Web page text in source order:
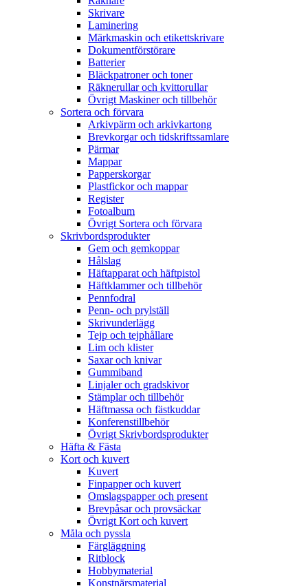
Skrivare
Laminering
Märkmaskin och etikettskrivare
Dokumentförstörare
Batterier
Bläckpatroner och toner
Räknerullar och kvittorullar
Övrigt Maskiner och tillbehör
Sortera och förvara
Arkivpärm och arkivkartong
Brevkorgar och tidskriftssamlare
Pärmar
Mappar
Papperskorgar
Plastfickor och mappar
Register
Fotoalbum
Övrigt Sortera och förvara
Skrivbordsprodukter
Gem och gemkoppar
Hålslag
Häftapparat och häftpistol
Häftklammer och tillbehör
Pennfodral
Penn- och prylställ
Skrivunderlägg
Tejp och tejphållare
Lim och klister
Saxar och knivar
Gummiband
Linjaler och gradskivor
Stämplar och tillbehör
Häftmassa och fästkuddar
Konferenstillbehör
Övrigt Skrivbordsprodukter
Häfta & Fästa
Kort och kuvert
Kuvert
Finpapper och kuvert
Omslagspapper och present
Brevpåsar och provsäckar
Övrigt Kort och kuvert
Måla och pyssla
Färgläggning
Ritblock
Hobbymaterial
Konstnärsmaterial